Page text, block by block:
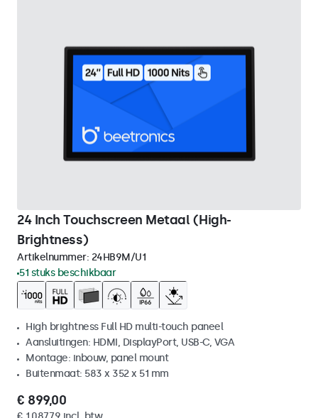
24 Inch Touchscreen Metaal (High-
Brightness)
Artikelnummer: 24HB9M/U1
51 stuks beschikbaar
High brightness Full HD multi-touch paneel
Aansluitingen: HDMI, DisplayPort, USB-C, VGA
Montage: inbouw, panel mount
Buitenmaat: 583 x 352 x 51 mm
€ 899,00